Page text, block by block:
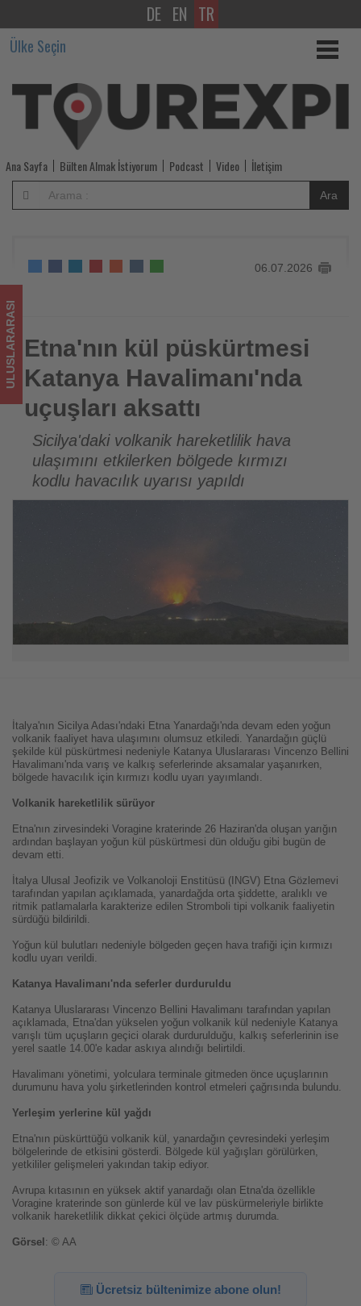
Etna'nın
kül
püskürtmesi
Katanya
Havalimanı'nda
uçuşları
aksattı
Tourexpi,
sizler
için
turizmde
olup
bitenleri
takip
ediyor!
DE EN TR
Ülke Seçin
Ana Sayfa Bülten Almak İstiyorum Podcast Video İletişim
Ara
06.07.2026
Etna'nın kül püskürtmesi Katanya Havalimanı'nda uçuşları
aksattı
ULUSLARARASI Etna'nın kül püskürtmesi
Katanya Havalimanı'nda
uçuşları aksattı
Sicilya'daki volkanik hareketlilik hava
ulaşımını etkilerken bölgede kırmızı
kodlu havacılık uyarısı yapıldı
İtalya'nın Sicilya Adası'ndaki Etna Yanardağı'nda devam eden yoğun
volkanik faaliyet hava ulaşımını olumsuz etkiledi. Yanardağın güçlü
şekilde kül püskürtmesi nedeniyle Katanya Uluslararası Vincenzo Bellini
Havalimanı'nda varış ve kalkış seferlerinde aksamalar yaşanırken,
bölgede havacılık için kırmızı kodlu uyarı yayımlandı.
Volkanik hareketlilik sürüyor
Etna'nın zirvesindeki Voragine kraterinde 26 Haziran'da oluşan yarığın
ardından başlayan yoğun kül püskürtmesi dün olduğu gibi bugün de
devam etti.
İtalya Ulusal Jeofizik ve Volkanoloji Enstitüsü (INGV) Etna Gözlemevi
tarafından yapılan açıklamada, yanardağda orta şiddette, aralıklı ve
ritmik patlamalarla karakterize edilen Stromboli tipi volkanik faaliyetin
sürdüğü bildirildi.
Yoğun kül bulutları nedeniyle bölgeden geçen hava trafiği için kırmızı
kodlu uyarı verildi.
Katanya Havalimanı'nda seferler durduruldu
Katanya Uluslararası Vincenzo Bellini Havalimanı tarafından yapılan
açıklamada, Etna'dan yükselen yoğun volkanik kül nedeniyle Katanya
varışlı tüm uçuşların geçici olarak durdurulduğu, kalkış seferlerinin ise
yerel saatle 14.00'e kadar askıya alındığı belirtildi.
Havalimanı yönetimi, yolculara terminale gitmeden önce uçuşlarının
durumunu hava yolu şirketlerinden kontrol etmeleri çağrısında bulundu.
Yerleşim yerlerine kül yağdı
Etna'nın püskürttüğü volkanik kül, yanardağın çevresindeki yerleşim
bölgelerinde de etkisini gösterdi. Bölgede kül yağışları görülürken,
yetkililer gelişmeleri yakından takip ediyor.
Avrupa kıtasının en yüksek aktif yanardağı olan Etna'da özellikle
Voragine kraterinde son günlerde kül ve lav püskürmeleriyle birlikte
volkanik hareketlilik dikkat çekici ölçüde artmış durumda.
Görsel : © AA
Ücretsiz bültenimize abone olun!